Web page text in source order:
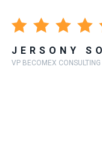
JERSONY
VP BECOMEX CONSULTING